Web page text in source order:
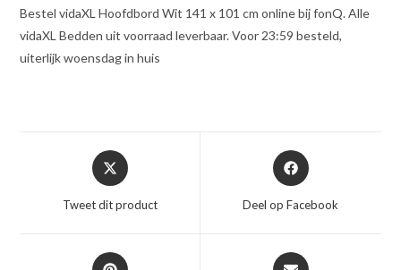
Bestel vidaXL Hoofdbord Wit 141 x 101 cm online bij fonQ. Alle
vidaXL Bedden uit voorraad leverbaar. Voor 23:59 besteld,
uiterlijk woensdag in huis
Opent
in
nieuw
Tweet dit product
Opent
in
nieuw
Deel op Facebook
Opent
Opent